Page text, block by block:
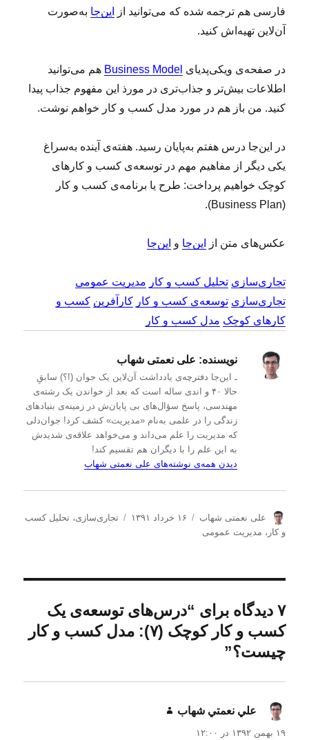
فارسی هم ترجمه شده که می‌توانید از
این‌جا به‌صورت
آن‌لاین تهیه‌اش کنید.
در صفحه‌ی ویکی‌پدیای Business Model هم می‌توانید
اطلاعات بیش‌تر و جذاب‌تری در مورذ این مفهوم جذاب پیدا
کنید. من باز هم در مورد مدل کسب و کار خواهم نوشت.
در این‌جا درس هفتم به‌پایان رسید. هفته‌ی آینده به‌سراغ
یکی دیگر از مفاهیم مهم در توسعه‌ی کسب و کارهای
کوچک خواهیم پرداخت: طرح یا برنامه‌ی کسب و کار
(Business Plan).
عکس‌های متن از این‌جا و این‌جا
تجاری‌سازی تحلیل کسب و کار مدیریت عمومی
تجاری‌سازی توسعه‌ی کسب و کار کارآفرین کسب و
کارهای کوچک مدل کسب و کار
نویسنده: علی نعمتی شهاب
ـ این‌جا دفترچه‌ی یادداشت‌ آن‌لاین یک جوان (!؟) سابقِ
حالا ۴۰ و اندی ساله است که بعد از خواندن یک رشته‌ی
مهندسی، پاسخ سؤال‌های بی پایان‌ش در زمینه‌ی بنیادهای
زندگی را در علمی به‌نام «مدیریت» کشف کرد! جوان‌دلی
که مدیریت را علم می‌داند و می‌خواهد علاقه‌ی شدیدش
به این علم را با دیگران هم تقسیم کند!
دیدن همه‌ی نوشته‌های علی نعمتی شهاب
ن
و
علی نعمتی شهاب
ا
ه
د
۱۶ خرداد ۱۳۹۱
د
تجاری‌سازی،تحلیل كسب
و كار ، مدیریت عمومی
۷ دیدگاه برای “درس‌های توسعه‌ی یک
کسب و کار کوچک (۷): مدل کسب و کار
چیست؟”
علي نعمتي شهاب
۱۹ بهمن ۱۳۹۲ در ۱۲:۰۰